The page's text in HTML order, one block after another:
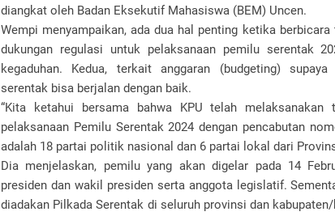
diangkat oleh Badan Eksekutif Mahasiswa (BEM) Uncen.
Wempi menyampaikan, ada dua hal penting ketika
dukungan regulasi untuk pelaksanaan pemilu serentak
kegaduhan. Kedua, terkait anggaran (budgeting)
serentak bisa berjalan dengan baik.
“Kita ketahui bersama bahwa KPU telah melaksanakan
pelaksanaan Pemilu Serentak 2024 dengan pencabutan
adalah 18 partai politik nasional dan 6 partai lokal dari
Dia menjelaskan, pemilu yang akan digelar pada 14
presiden dan wakil presiden serta anggota legislatif.
diadakan Pilkada Serentak di seluruh provinsi dan